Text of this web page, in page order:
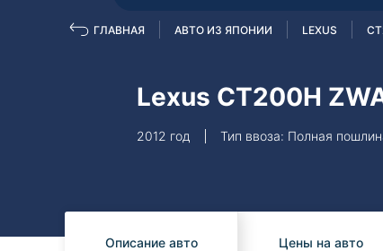
Полная пошлина
ГЛАВНАЯ АВТО ИЗ ЯПОНИИ LEXUS
Lexus CT200H
2012 год Тип ввоза: Полная
Описание авто Цены на авто